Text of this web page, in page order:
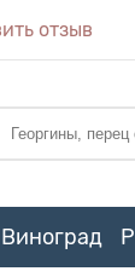
отзыв
Виноград